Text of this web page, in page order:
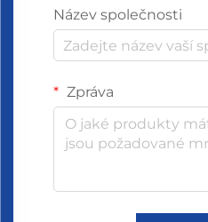
Název společnosti
Zpráva